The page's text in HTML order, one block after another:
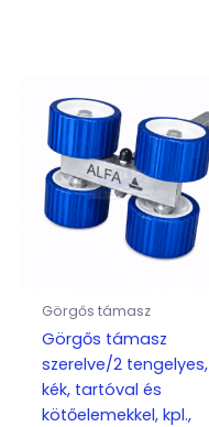
Görgős támasz
Görgős támasz
szerelve/2 tengelyes,
kék, tartóval és
kötőelemekkel, kpl.,